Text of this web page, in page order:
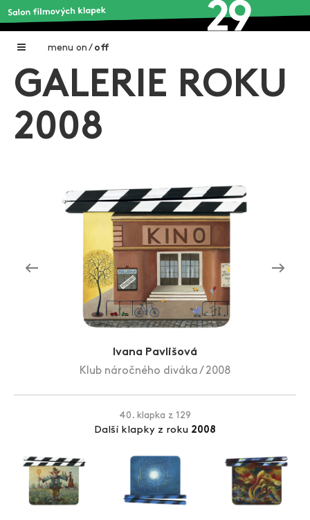
menu on / off
Home
Galerie filmových klapek
O projektu
Aktuální výstavy
Aukce filmových klapek
Zlín Film Festival
GALERIE ROKU
2008
Ivana Pavlišová
Klub náročného diváka / 2008
40. klapka z 129
Další klapky z roku 2008